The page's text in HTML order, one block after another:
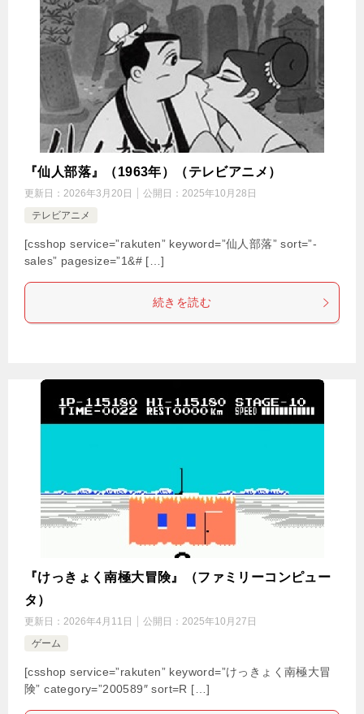
『仙人部落』（1963年）（テレビアニメ）
更新日： 2026年3月20日 公開日： 2025年10月28日
テレビアニメ
[csshop service=”rakuten” keyword=”仙人部落” sort=”-
sales” pagesize=”1&# […]
続きを読む
『けっきょく南極大冒険』（ファミリーコンピュー
タ）
更新日： 2026年4月11日 公開日： 2025年10月27日
ゲーム
[csshop service=”rakuten” keyword=”けっきょく南極大冒
険” category=”200589″ sort=R […]